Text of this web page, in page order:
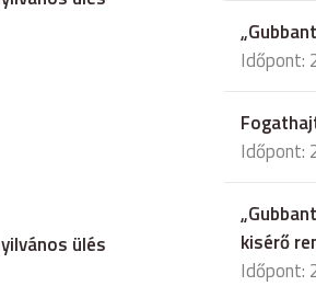
ülés
Időpont:
Időpont:
kisérő
Időpont: